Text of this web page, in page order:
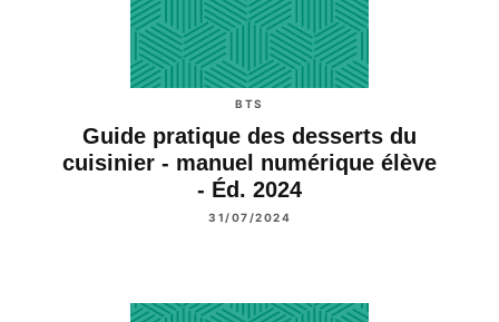
BTS
Guide pratique des desserts du
cuisinier - manuel numérique élève
- Éd. 2024
31/07/2024